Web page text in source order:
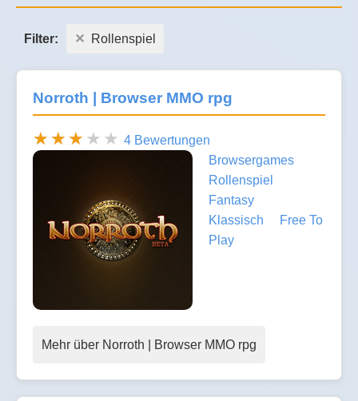
Filter: Rollenspiel
Norroth | Browser MMO rpg
4 Bewertungen
Browsergames
Rollenspiel
Fantasy
Klassisch
Free To
Play
Mehr über Norroth | Browser MMO rpg